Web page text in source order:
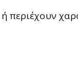
περιέχουν